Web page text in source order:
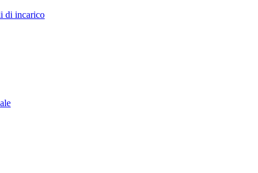
di incarico